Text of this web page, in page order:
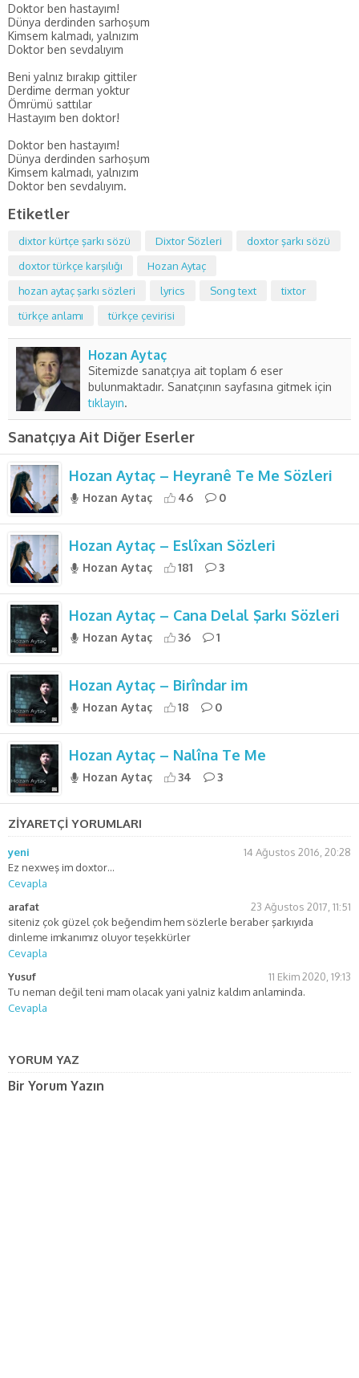
Doktor ben hastayım!
Dünya derdinden sarhoşum
Kimsem kalmadı, yalnızım
Doktor ben sevdalıyım
Beni yalnız bırakıp gittiler
Derdime derman yoktur
Ömrümü sattılar
Hastayım ben doktor!
Doktor ben hastayım!
Dünya derdinden sarhoşum
Kimsem kalmadı, yalnızım
Doktor ben sevdalıyım.
Etiketler
dixtor kürtçe şarkı sözü Dixtor Sözleri
doxtor şarkı sözü
doxtor türkçe karşılığı
Hozan Aytaç
hozan aytaç şarkı sözleri
lyrics Song text
tixtor
türkçe anlamı
türkçe çevirisi
Hozan Aytaç
Sitemizde sanatçıya ait toplam 6 eser
bulunmaktadır. Sanatçının sayfasına gitmek için
tıklayın.
Sanatçıya Ait Diğer Eserler
Hozan Aytaç – Heyranê Te Me Sözleri
Hozan Aytaç 46 0
Hozan Aytaç – Eslîxan Sözleri
Hozan Aytaç 181 3
Hozan Aytaç – Cana Delal Şarkı Sözleri
Hozan Aytaç 36 1
Hozan Aytaç – Birîndar im
Hozan Aytaç 18 0
Hozan Aytaç – Nalîna Te Me
Hozan Aytaç 34 3
ZİYARETÇİ YORUMLARI
yeni
14 Ağustos 2016, 20:28
Ez nexweş im doxtor…
Cevapla
arafat
23 Ağustos 2017, 11:51
siteniz çok güzel çok beğendim hem sözlerle beraber şarkıyıda
dinleme imkanımız oluyor teşekkürler
Cevapla
Yusuf
11 Ekim 2020, 19:13
Tu neman değil teni mam olacak yani yalniz kaldım anlaminda.
Cevapla
YORUM YAZ
Bir Yorum Yazın